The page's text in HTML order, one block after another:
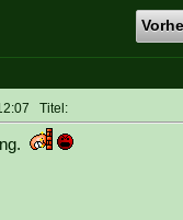
Titel: